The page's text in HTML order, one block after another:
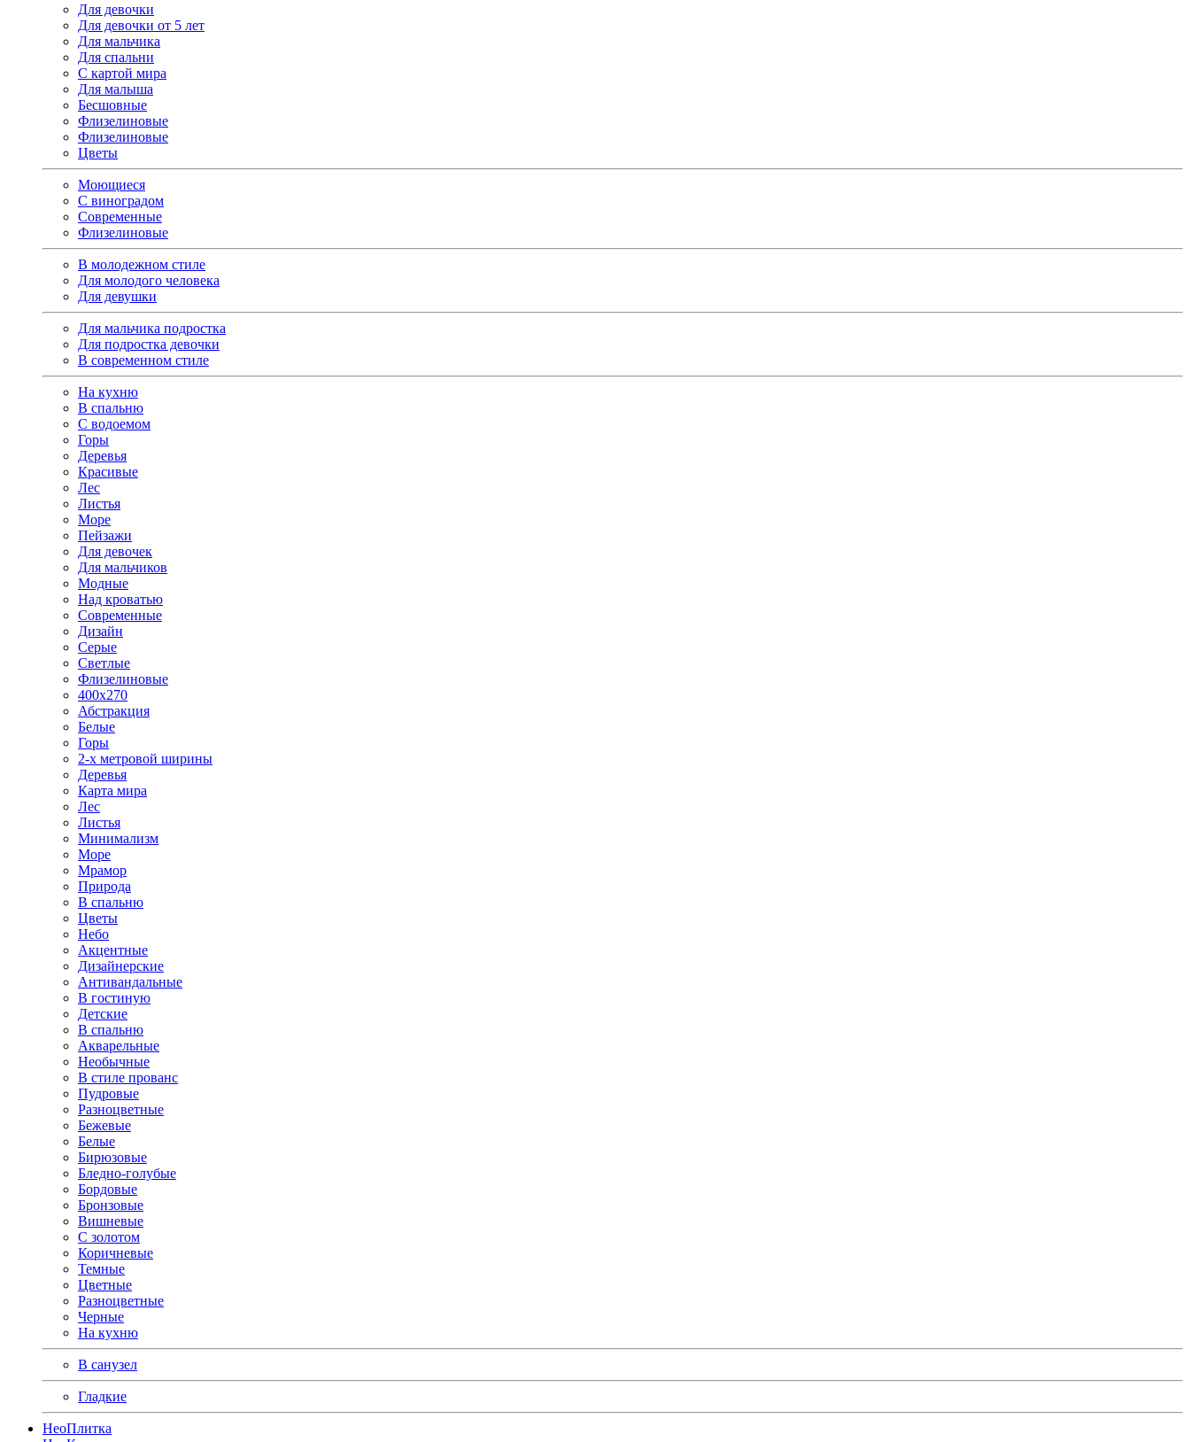
Для девочки
Для девочки от 5 лет
Для мальчика
Для спальни
С картой мира
Для малыша
Бесшовные
Флизелиновые
Флизелиновые
Цветы
Моющиеся
С виноградом
Современные
Флизелиновые
В молодежном стиле
Для молодого человека
Для девушки
Для мальчика подростка
Для подростка девочки
В современном стиле
На кухню
В спальню
С водоемом
Горы
Деревья
Красивые
Лес
Листья
Море
Пейзажи
Для девочек
Для мальчиков
Модные
Над кроватью
Современные
Дизайн
Серые
Светлые
Флизелиновые
400х270
Абстракция
Белые
Горы
2-х метровой ширины
Деревья
Карта мира
Лес
Листья
Минимализм
Море
Мрамор
Природа
В спальню
Цветы
Небо
Акцентные
Дизайнерские
Антивандальные
В гостиную
Детские
В спальню
Акварельные
Необычные
В стиле прованс
Пудровые
Разноцветные
Бежевые
Белые
Бирюзовые
Бледно-голубые
Бордовые
Бронзовые
Вишневые
С золотом
Коричневые
Темные
Цветные
Разноцветные
Черные
На кухню
В санузел
Гладкие
НеоПлитка